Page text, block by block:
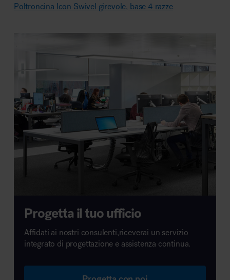
Poltroncina Icon Swivel girevole, base 4 razze
Progetta il tuo ufficio
Affidati ai nostri consulenti,riceverai un servizio
integrato di progettazione e assistenza continua.